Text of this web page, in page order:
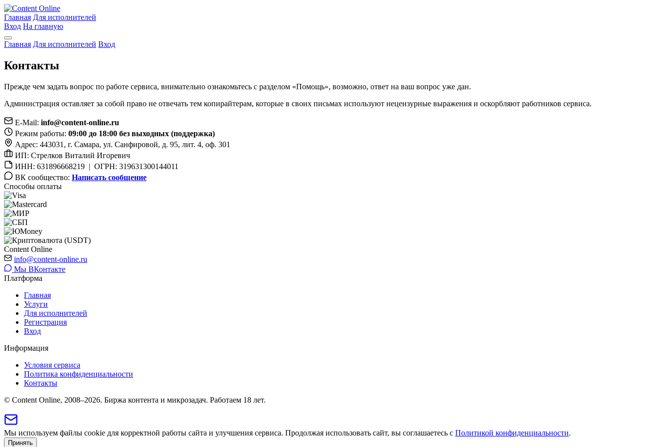
Главная Для исполнителей
Вход На главную
Главная Для исполнителей Вход
Контакты
Прежде чем задать вопрос по работе сервиса, внимательно ознакомьтесь с разделом «Помощь», возможно, ответ на ваш вопрос уже дан.
Администрация оставляет за собой право не отвечать тем копирайтерам, которые в своих письмах используют нецензурные выражения и оскорбляют работников сервиса.
E-Mail: info@content-online.ru
Режим работы: 09:00 до 18:00 без выходных (поддержка)
Адрес: 443031, г. Самара, ул. Санфировой, д. 95, лит. 4, оф. 301
ИП: Стрелков Виталий Игоревич
ИНН: 631896668219 | ОГРН: 319631300144011
ВК сообщество: Написать сообщение
Способы оплаты
Content Online
info@content-online.ru
Мы ВКонтакте
Платформа
Главная
Услуги
Для исполнителей
Регистрация
Вход
Информация
Условия сервиса
Политика конфиденциальности
Контакты
© Content Online, 2008–2026. Биржа контента и микрозадач. Работаем 18 лет.
Мы используем файлы cookie для корректной работы сайта и улучшения сервиса. Продолжая использовать сайт, вы соглашаетесь с Политикой конфиденциальности.
Принять